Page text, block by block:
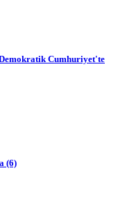
Cumhuriyet'te
(6)